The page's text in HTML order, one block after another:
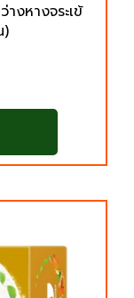
งหางจระเข้
)